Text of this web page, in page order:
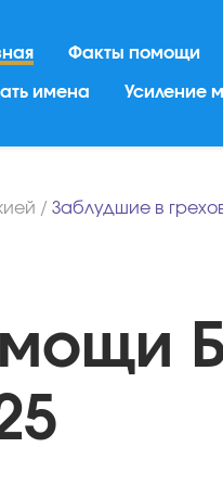
Факты помощи
имена Усиление
/ Заблудшие в